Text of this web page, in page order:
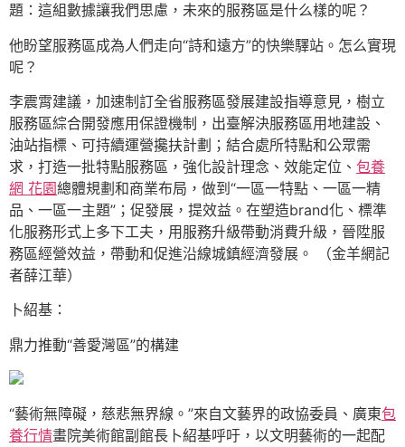
題：這組數據讓我們思慮，未來的服務區是什么樣的呢？
他盼望服務區成為人們走向“詩和遠方”的快樂驛站。怎么實現
呢？
李震霄建議，加速制訂全省服務區發展建設指導意見，樹立
服務區綜合開發應用保證機制，出臺解決服務區用地建設、
油站指標、可持續運營攙扶計劃；結合處所特點和公眾需
求，打造一批特點服務區，強化設計理念、效能定位、 包養
網 花園總體規劃和商業布局，做到“一區一特點、一區一精
品、一區一主題”；促發展，提效益。在塑造brand化、標準
化服務形式上多下工夫，用服務升級帶動消費升級，晉陞服
務區經營效益，帶動和促進沿線城鎮經濟發展。 （金羊網記
者薛江華）
卜紹基：
鼎力推動“善愛灣區”的構建
“藝術無障礙，慈悲無界線。”來自文藝界的政協委員、廣東包
養行情畫院美術館副館長卜紹基呼吁，以文明藝術的一起配